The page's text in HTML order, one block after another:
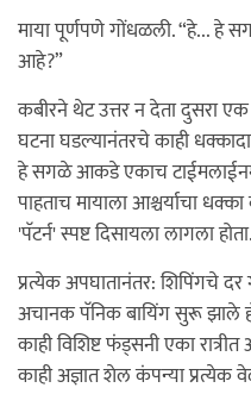
माया पूर्णपणे गोंधळली. “हे... हे
आहे?”
कबीरने थेट उत्तर न देता दुसरा
घटना घडल्यानंतरचे काही
हे सगळे आकडे एकाच
पाहताच मायाला आश्चर्याचा
'पॅटर्न' स्पष्ट दिसायला लागला होता.
प्रत्येक अपघातानंतर: शिपिंगचे
अचानक पॅनिक बायिंग सुरू झाले
काही विशिष्ट फंड्सनी एका
काही अज्ञात शेल कंपन्या प्रत्येक